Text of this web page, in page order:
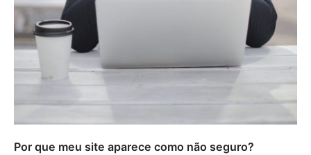
Por que meu site aparece como não seguro?